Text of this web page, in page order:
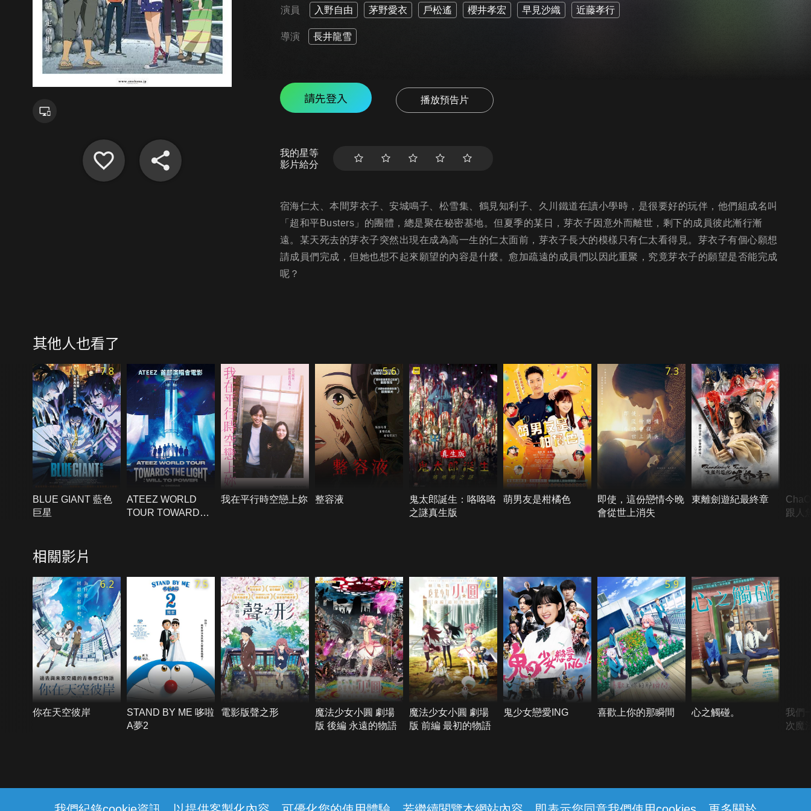
演員 入野自由 茅野愛衣 戶松遙 櫻井孝宏 早見沙織 近藤孝行
導演 長井龍雪
請先登入 播放預告片
我的星等
影片給分
宿海仁太、本間芽衣子、安城鳴子、松雪集、鶴見知利子、久川鐵道在讀小學時，是很要好的玩伴，他們組成名叫
「超和平Busters」的團體，總是聚在秘密基地。但夏季的某日，芽衣子因意外而離世，剩下的成員彼此漸行漸
遠。某天死去的芽衣子突然出現在成為高一生的仁太面前，芽衣子長大的模樣只有仁太看得見。芽衣子有個心願想
請成員們完成，但她也想不起來願望的內容是什麼。愈加疏遠的成員們以因此重聚，究竟芽衣子的願望是否能完成
呢？
其他人也看了
7.8
BLUE GIANT 藍色
巨星
ATEEZ WORLD
TOUR TOWARDS
我在平行時空戀上妳
5.6
整容液
鬼太郎誕生：咯咯咯
之謎真生版
萌男友是柑橘色
7.3
即使，這份戀情今晚
會從世上消失
東離劍遊紀最終章
跟人
相關影片
6.2
你在天空彼岸
7.5
STAND BY ME 哆啦
A夢2
8.1
電影版聲之形
7.9
魔法少女小圓 劇場
版 後編 永遠的物語
7.6
魔法少女小圓 劇場
版 前編 最初的物語
鬼少女戀愛ING
5.9
喜歡上你的那瞬間 心之觸碰。
我們
次魔
線上客服 服務條款 隱私權保護